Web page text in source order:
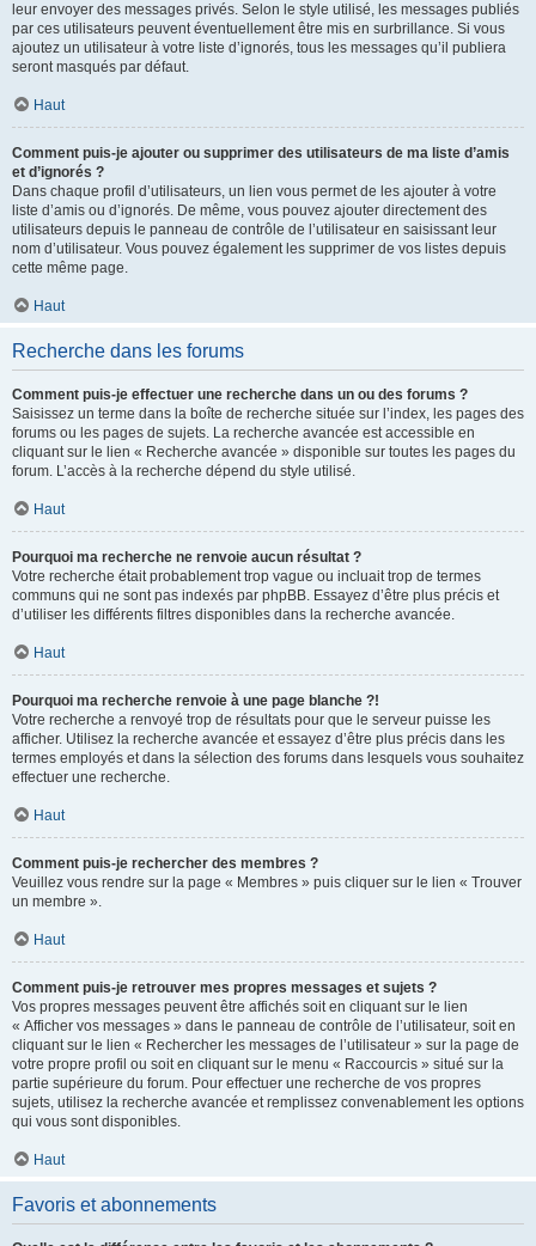
leur envoyer des messages privés. Selon le style utilisé, les messages publiés
par ces utilisateurs peuvent éventuellement être mis en surbrillance. Si vous
ajoutez un utilisateur à votre liste d’ignorés, tous les messages qu’il publiera
seront masqués par défaut.
Haut
Comment puis-je ajouter ou supprimer des utilisateurs de ma liste d’amis
et d’ignorés ?
Dans chaque profil d’utilisateurs, un lien vous permet de les ajouter à votre
liste d’amis ou d’ignorés. De même, vous pouvez ajouter directement des
utilisateurs depuis le panneau de contrôle de l’utilisateur en saisissant leur
nom d’utilisateur. Vous pouvez également les supprimer de vos listes depuis
cette même page.
Haut
Recherche dans les forums
Comment puis-je effectuer une recherche dans un ou des forums ?
Saisissez un terme dans la boîte de recherche située sur l’index, les pages des
forums ou les pages de sujets. La recherche avancée est accessible en
cliquant sur le lien « Recherche avancée » disponible sur toutes les pages du
forum. L’accès à la recherche dépend du style utilisé.
Haut
Pourquoi ma recherche ne renvoie aucun résultat ?
Votre recherche était probablement trop vague ou incluait trop de termes
communs qui ne sont pas indexés par phpBB. Essayez d’être plus précis et
d’utiliser les différents filtres disponibles dans la recherche avancée.
Haut
Pourquoi ma recherche renvoie à une page blanche ?!
Votre recherche a renvoyé trop de résultats pour que le serveur puisse les
afficher. Utilisez la recherche avancée et essayez d’être plus précis dans les
termes employés et dans la sélection des forums dans lesquels vous souhaitez
effectuer une recherche.
Haut
Comment puis-je rechercher des membres ?
Veuillez vous rendre sur la page « Membres » puis cliquer sur le lien « Trouver
un membre ».
Haut
Comment puis-je retrouver mes propres messages et sujets ?
Vos propres messages peuvent être affichés soit en cliquant sur le lien
« Afficher vos messages » dans le panneau de contrôle de l’utilisateur, soit en
cliquant sur le lien « Rechercher les messages de l’utilisateur » sur la page de
votre propre profil ou soit en cliquant sur le menu « Raccourcis » situé sur la
partie supérieure du forum. Pour effectuer une recherche de vos propres
sujets, utilisez la recherche avancée et remplissez convenablement les options
qui vous sont disponibles.
Haut
Favoris et abonnements